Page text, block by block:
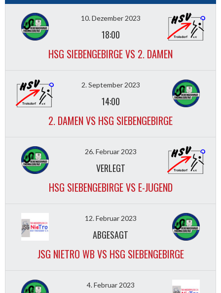
10. Dezember 2023
18:00
HSG SIEBENGEBIRGE VS 2. DAMEN
2. September 2023
14:00
2. DAMEN VS HSG SIEBENGEBIRGE
26. Februar 2023
VERLEGT
HSG SIEBENGEBIRGE VS E-JUGEND
12. Februar 2023
ABGESAGT
JSG NIETRO WB VS HSG SIEBENGEBIRGE
4. Februar 2023